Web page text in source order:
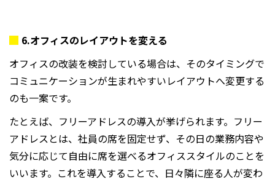
6.オフィスのレイアウトを変える
オフィスの改装を検討している場合は、そのタイミングで
コミュニケーションが生まれやすいレイアウトへ変更する
のも一案です。
たとえば、フリーアドレスの導入が挙げられます。フリー
アドレスとは、社員の席を固定せず、その日の業務内容や
気分に応じて自由に席を選べるオフィススタイルのことを
いいます。これを導入することで、日々隣に座る人が変わ